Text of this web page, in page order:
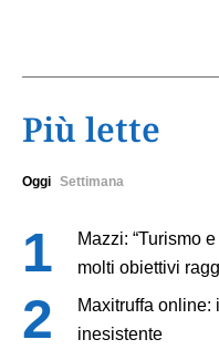
Più lette
Oggi Settimana
Mazzi: “Turismo
molti obiettivi
Maxitruffa online:
inesistente